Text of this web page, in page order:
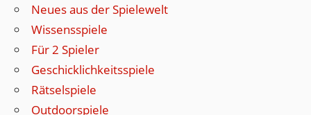
Neues aus der Spielewelt
Wissensspiele
Für 2 Spieler
Geschicklichkeitsspiele
Rätselspiele
Outdoorspiele